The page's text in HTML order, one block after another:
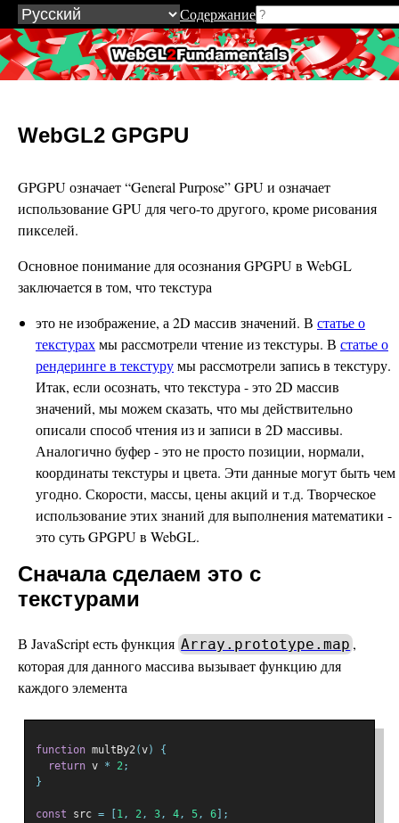
Содержание
WebGL2Fundamentals.org
WebGL2 GPGPU
GPGPU означает “General Purpose” GPU и означает
использование GPU для чего-то другого, кроме рисования
пикселей.
Основное понимание для осознания GPGPU в WebGL
заключается в том, что текстура
это не изображение, а 2D массив значений. В статье о
текстурахмы рассмотрели чтение из текстуры. В статье о
рендеринге в текстурумы рассмотрели запись в текстуру.
Итак, если осознать, что текстура - это 2D массив
значений, мы можем сказать, что мы действительно
описали способ чтения из и записи в 2D массивы.
Аналогично буфер - это не просто позиции, нормали,
координаты текстуры и цвета. Эти данные могут быть чем
угодно. Скорости, массы, цены акций и т.д. Творческое
использование этих знаний для выполнения математики -
это суть GPGPU в WebGL.
Сначала сделаем это с
текстурами
В JavaScript есть функция Array.prototype.map ,
которая для данного массива вызывает функцию для
каждого элемента
function multBy2(v)
{
return v * 2;
}
const src = 1, 2, 3, 4, 5, 6 ];